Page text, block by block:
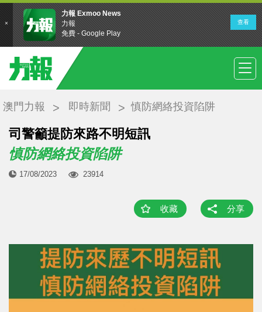
澳門力報 即時新聞 慎防網絡投資陷阱
司警籲提防來路不明短訊
慎防網絡投資陷阱
17/08/2023 23914
收藏 分享